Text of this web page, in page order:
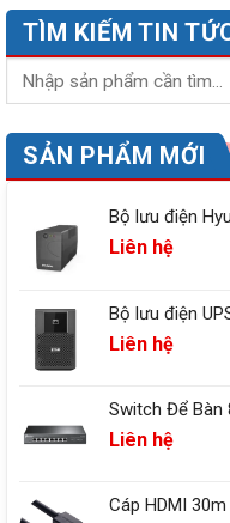
TÌM KIẾM TIN
SẢN PHẨM MỚI
Bộ lưu điện
Liên hệ
Bộ lưu điện
Liên hệ
Switch Để Bàn
Liên hệ
Cáp HDMI